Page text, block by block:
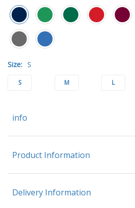
Size: S
S M L
info
Product Information
Delivery Information